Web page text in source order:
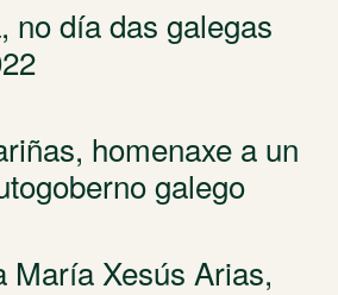
no día das galegas
homenaxe a un
galego
María Xesús Arias,